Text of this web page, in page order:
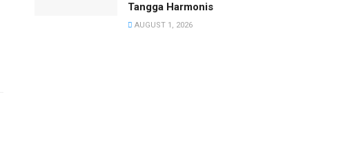
Tangga Harmonis
AUGUST 1, 2026